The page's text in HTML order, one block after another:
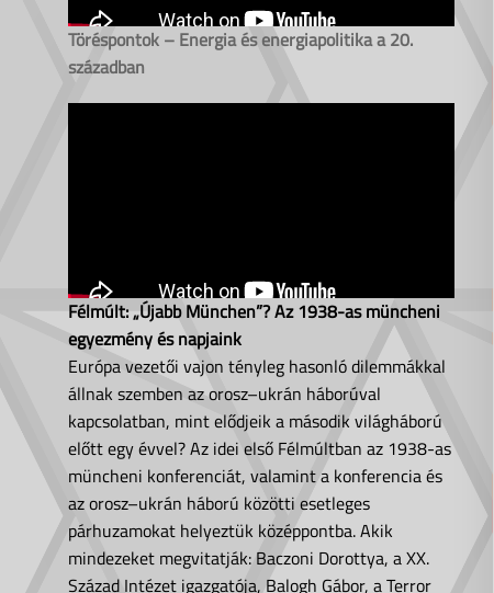
Töréspontok – Energia és energiapolitika a 20.
században
Félmúlt: „Újabb München”? Az 1938-as müncheni
egyezmény és napjaink
Európa vezetői vajon tényleg hasonló dilemmákkal
állnak szemben az orosz–ukrán háborúval
kapcsolatban, mint elődjeik a második világháború
előtt egy évvel? Az idei első Félmúltban az 1938-as
müncheni konferenciát, valamint a konferencia és
az orosz–ukrán háború közötti esetleges
párhuzamokat helyeztük középpontba. Akik
mindezeket megvitatják: Baczoni Dorottya, a XX.
Század Intézet igazgatója, Balogh Gábor, a Terror